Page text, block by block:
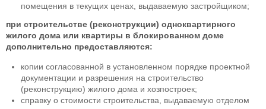
помещения в текущих ценах, выдаваемую застройщиком;
при строительстве (реконструкции) одноквартирного
жилого дома или квартиры в блокированном доме
дополнительно предоставляются:
копии согласованной в установленном порядке проектной
документации и разрешения на строительство
(реконструкцию) жилого дома и хозпостроек;
справку о стоимости строительства, выдаваемую отделом